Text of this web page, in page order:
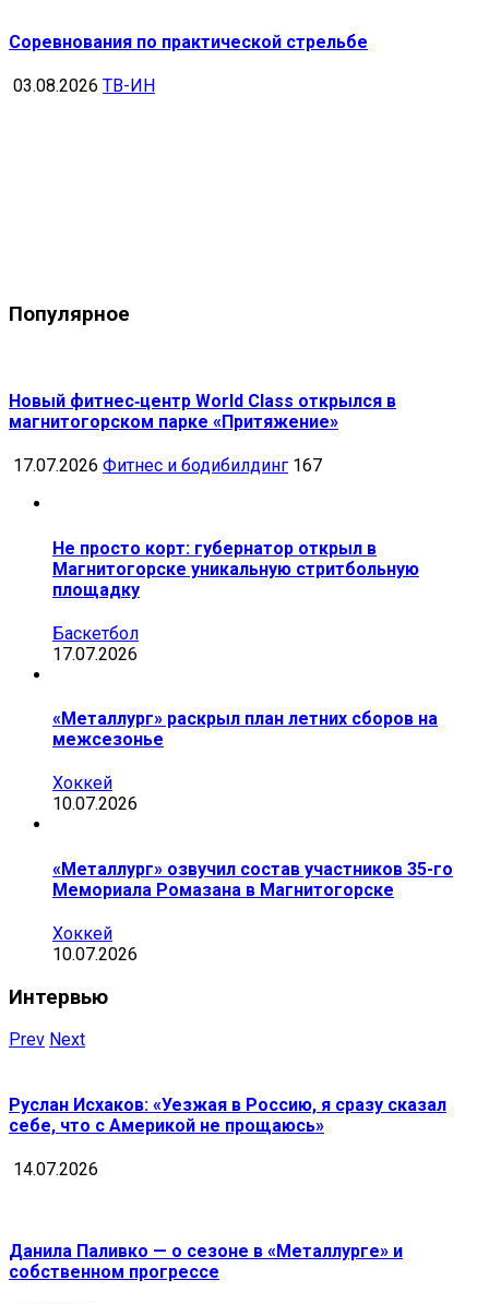
Соревнования по практической стрельбе
03.08.2026 ТВ-ИН
Популярное
Новый фитнес‑центр World Class открылся в
магнитогорском парке «Притяжение»
17.07.2026 Фитнес и бодибилдинг 167
Не просто корт: губернатор открыл в
Магнитогорске уникальную стритбольную
площадку
Баскетбол
17.07.2026
«Металлург» раскрыл план летних сборов на
межсезонье
Хоккей
10.07.2026
«Металлург» озвучил состав участников 35-го
Мемориала Ромазана в Магнитогорске
Хоккей
10.07.2026
Интервью
Prev Next
Руслан Исхаков: «Уезжая в Россию, я сразу сказал
себе, что с Америкой не прощаюсь»
14.07.2026
Данила Паливко — о сезоне в «Металлурге» и
собственном прогрессе